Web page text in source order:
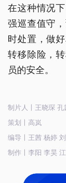
在这种情况
强巡查值守
时处置，做
转移除险，
员的安全。
制片人丨王晓琛 孔
策划丨高岚
编导丨王茜 杨婷
制作丨李阳 李昊